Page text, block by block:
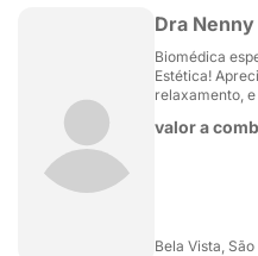
Dra
Biomédica
Estética!
relaxamento,
valor a
Bela Vista,